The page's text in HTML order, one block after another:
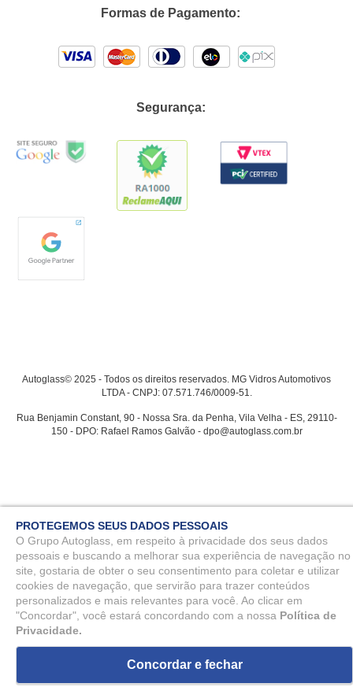
R$ 102,97
Formas de Pagamento:
Segurança:
Autoglass© 2025 - Todos os direitos reservados. MG Vidros Automotivos
LTDA - CNPJ: 07.571.746/0009-51.
Rua Benjamin Constant, 90 - Nossa Sra. da Penha, Vila Velha - ES, 29110-
150 - DPO: Rafael Ramos Galvão - dpo@autoglass.com.br
PROTEGEMOS SEUS DADOS PESSOAIS
O Grupo Autoglass, em respeito à privacidade dos seus dados
pessoais e buscando a melhorar sua experiência de navegação no
site, gostaria de obter o seu consentimento para coletar e utilizar
cookies de navegação, que servirão para trazer conteúdos
personalizados e mais relevantes para você. Ao clicar em
"Concordar", você estará concordando com a nossa Política de
Privacidade.
Concordar e fechar